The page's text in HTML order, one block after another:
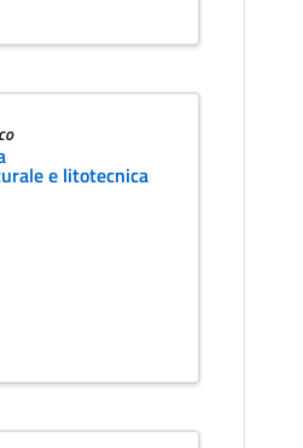
e litotecnica